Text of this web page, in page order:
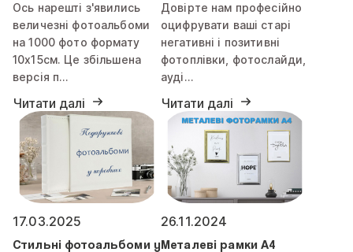
Ось нарешті з'явились
величезні фотоальбоми
на 1000 фото формату
10х15см. Це збільшена
версія п…
Читати далі
Довірте нам професійно
оцифрувати ваші старі
негативні і позитивні
фотоплівки, фотослайди,
ауді…
Читати далі
17.03.2025
Стильні фотоальбоми у
26.11.2024
Металеві рамки А4